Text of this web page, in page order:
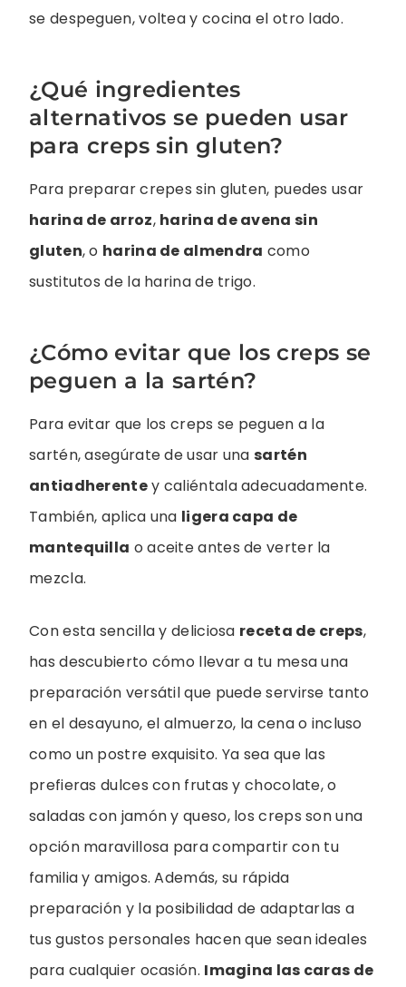
se despeguen, voltea y cocina el otro lado.
¿Qué ingredientes
alternativos se pueden usar
para creps sin gluten?
Para preparar crepes sin gluten, puedes usar
harina de arroz, harina de avena sin
gluten, o harina de almendra como
sustitutos de la harina de trigo.
¿Cómo evitar que los creps se
peguen a la sartén?
Para evitar que los creps se peguen a la
sartén, asegúrate de usar unasartén
antiadherentey caliéntala adecuadamente.
También, aplica una ligera capa de
mantequilla o aceite antes de verter la
mezcla.
Con esta sencilla y deliciosa receta de creps,
has descubierto cómo llevar a tu mesa una
preparación versátil que puede servirse tanto
en el desayuno, el almuerzo, la cena o incluso
como un postre exquisito. Ya sea que las
prefieras dulces con frutas y chocolate, o
saladas con jamón y queso, los creps son una
opción maravillosa para compartir con tu
familia y amigos. Además, su rápida
preparación y la posibilidad de adaptarlas a
tus gustos personales hacen que sean ideales
para cualquier ocasión. Imagina las caras de